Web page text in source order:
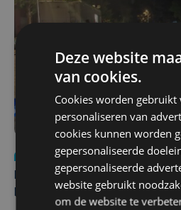
Nieuws
di 4 augustus |
Man en vrouw dood
Pieters Brugge
Deze website
van cookies.
Cookies worden gebruikt
personaliseren van
cookies kunnen worden
gepersonaliseerde
gepersonaliseerde
website gebruikt
om de website te